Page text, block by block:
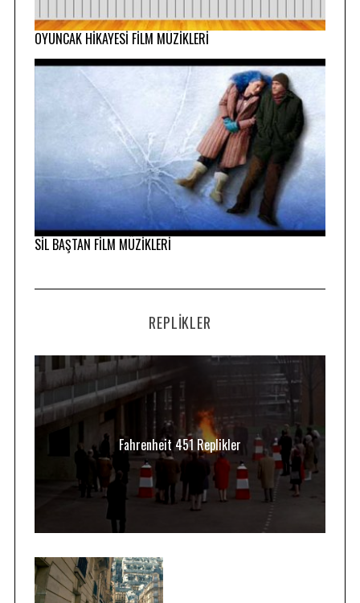
OYUNCAK HİKAYESİ FİLM MÜZİKLERİ
SİL BAŞTAN FİLM MÜZİKLERİ
REPLIKLER
Fahrenheit 451 Replikler